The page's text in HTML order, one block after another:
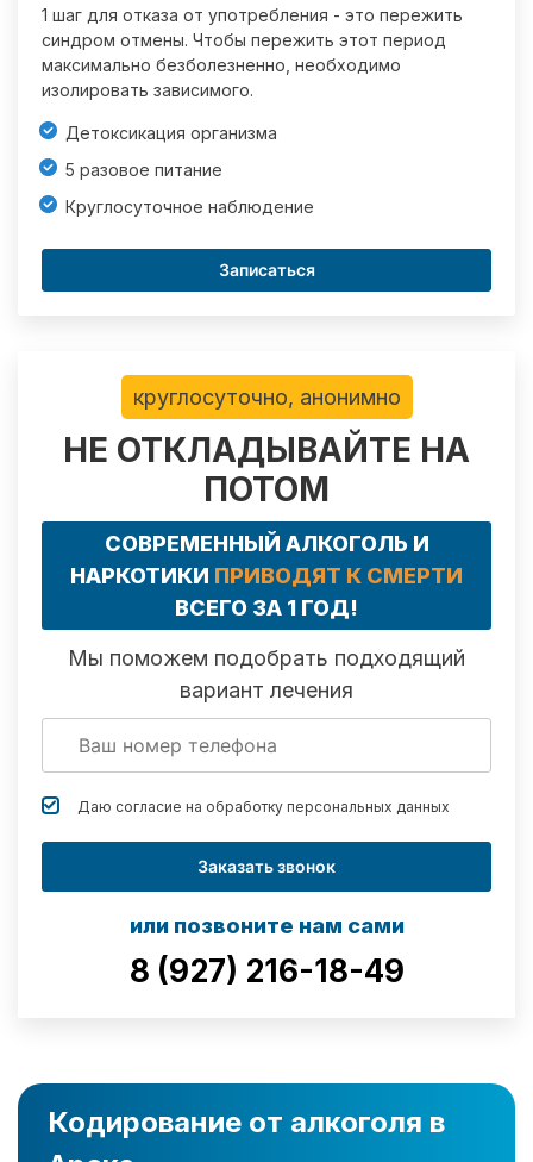
1 шаг для отказа от употребления - это пережить
синдром отмены. Чтобы пережить этот период
максимально безболезненно, необходимо
изолировать зависимого.
Детоксикация организма
5 разовое питание
Круглосуточное наблюдение
Записаться
круглосуточно, анонимно
НЕ ОТКЛАДЫВАЙТЕ НА
ПОТОМ
СОВРЕМЕННЫЙ АЛКОГОЛЬ И
НАРКОТИКИ ПРИВОДЯТ К СМЕРТИ
ВСЕГО ЗА 1 ГОД!
Мы поможем подобрать подходящий
вариант лечения
Даю согласие на обработку персональных данных
Заказать звонок
или позвоните нам сами
8 (927) 216-18-49
Кодирование от алкоголя в